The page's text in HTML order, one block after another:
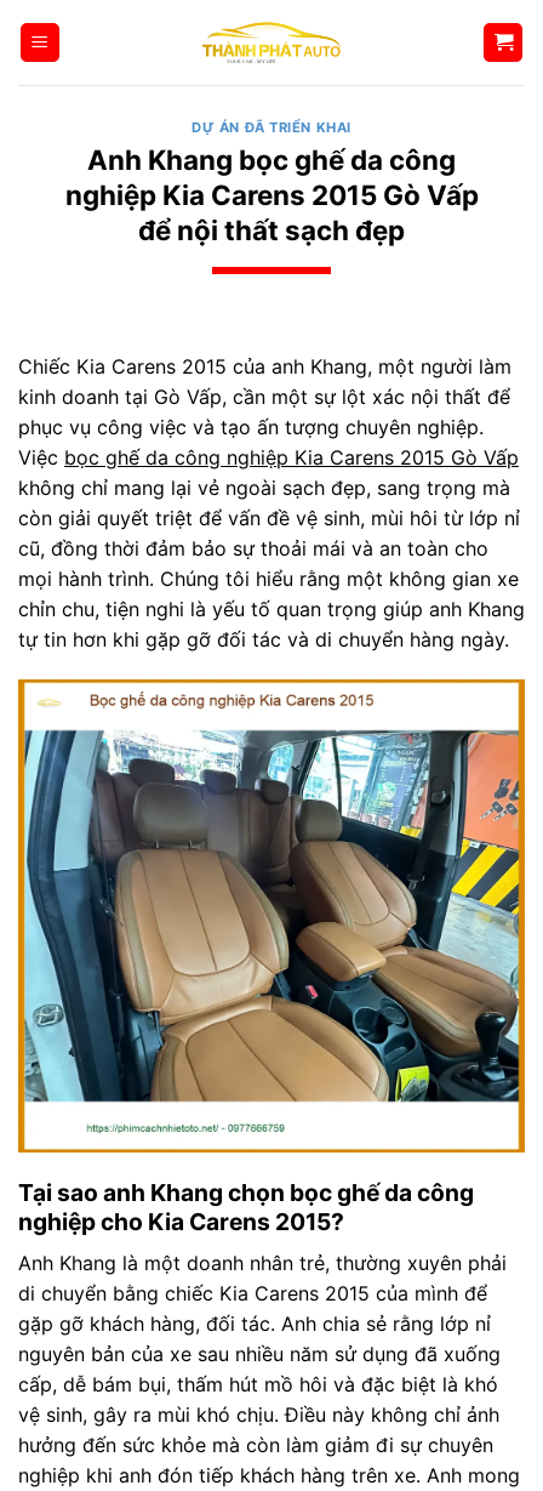
qua
DỰ ÁN ĐÃ TRIỂN KHAI
Anh Khang bọc ghế da công
nghiệp Kia Carens 2015 Gò Vấp
để nội thất sạch đẹp
Chiếc Kia Carens 2015 của anh Khang, một người làm
kinh doanh tại Gò Vấp, cần một sự lột xác nội thất để
phục vụ công việc và tạo ấn tượng chuyên nghiệp.
Việc bọc ghế da công nghiệp Kia Carens 2015 Gò Vấp
không chỉ mang lại vẻ ngoài sạch đẹp, sang trọng mà
còn giải quyết triệt để vấn đề vệ sinh, mùi hôi từ lớp nỉ
cũ, đồng thời đảm bảo sự thoải mái và an toàn cho
mọi hành trình. Chúng tôi hiểu rằng một không gian xe
chỉn chu, tiện nghi là yếu tố quan trọng giúp anh Khang
tự tin hơn khi gặp gỡ đối tác và di chuyển hàng ngày.
Tại sao anh Khang chọn bọc ghế da công
nghiệp cho Kia Carens 2015?
Anh Khang là một doanh nhân trẻ, thường xuyên phải
di chuyển bằng chiếc Kia Carens 2015 của mình để
gặp gỡ khách hàng, đối tác. Anh chia sẻ rằng lớp nỉ
nguyên bản của xe sau nhiều năm sử dụng đã xuống
cấp, dễ bám bụi, thấm hút mồ hôi và đặc biệt là khó
vệ sinh, gây ra mùi khó chịu. Điều này không chỉ ảnh
hưởng đến sức khỏe mà còn làm giảm đi sự chuyên
nghiệp khi anh đón tiếp khách hàng trên xe. Anh mong